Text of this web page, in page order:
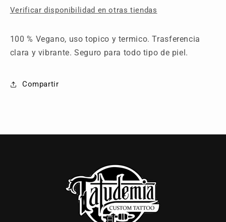
Verificar disponibilidad en otras tiendas
100 % Vegano, uso topico y termico. Trasferencia
clara y vibrante. Seguro para todo tipo de piel.
Compartir